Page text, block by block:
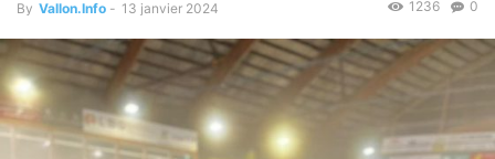
By Vallon.Info - 13 janvier 2024 0
1236